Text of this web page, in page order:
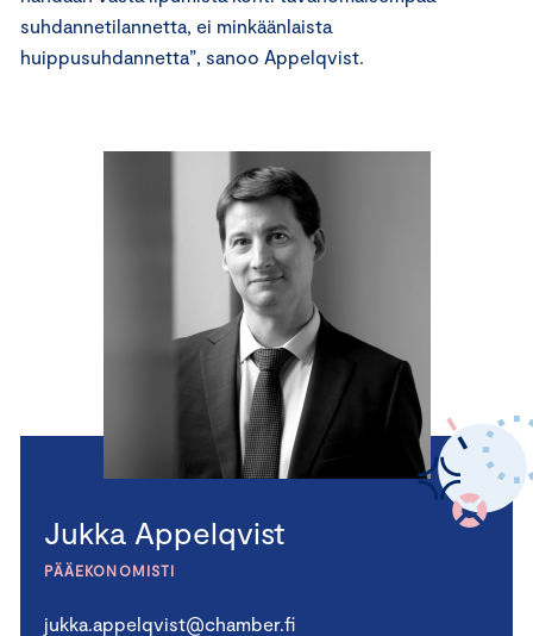
suhdannetilannetta, ei minkäänlaista
huippusuhdannetta”, sanoo Appelqvist.
Jukka Appelqvist
PÄÄEKONOMISTI
jukka.appelqvist@chamber.fi